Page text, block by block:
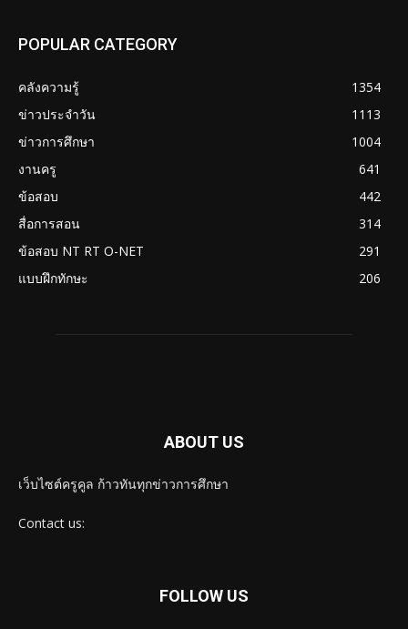
POPULAR CATEGORY
คลังความรู้
1354
ข่าวประจำวัน
1113
ข่าวการศึกษา
1004
งานครู
641
ข้อสอบ
442
สื่อการสอน
314
ข้อสอบ NT RT O-NET
291
แบบฝึกทักษะ
206
ABOUT US
เว็บไซต์ครูคูล ก้าวทันทุกข่าวการศึกษา
Contact us:
FOLLOW US